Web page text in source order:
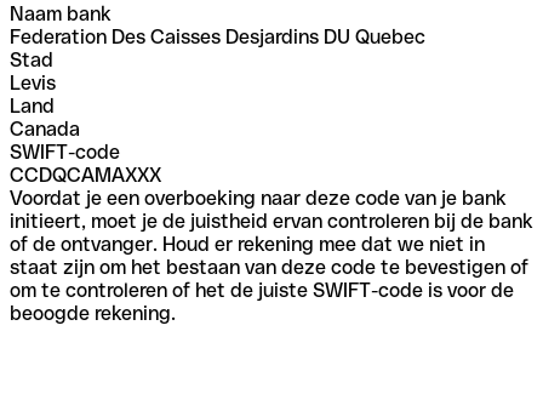
Naam bank
Federation Des Caisses Desjardins DU Quebec
Stad
Levis
Land
Canada
SWIFT-code
CCDQCAMAXXX
Voordat je een overboeking naar deze code van je bank
initieert, moet je de juistheid ervan controleren bij de bank
of de ontvanger. Houd er rekening mee dat we niet in
staat zijn om het bestaan van deze code te bevestigen of
om te controleren of het de juiste SWIFT-code is voor de
beoogde rekening.